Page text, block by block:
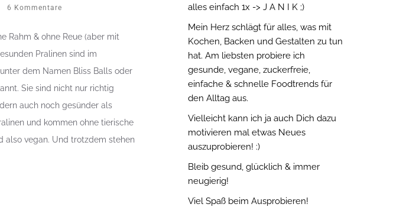
6 Kommentare
Rahm & ohne Reue (aber mit
Pralinen sind im
dem Namen Bliss Balls oder
Sie sind nicht nur richtig
auch noch gesünder als
und kommen ohne tierische
also vegan. Und trotzdem stehen
alles einfach 1x -> J A N I K ;)
Mein Herz schlägt für alles, was mit
Kochen, Backen und Gestalten zu tun
hat. Am liebsten probiere ich
gesunde, vegane, zuckerfreie,
einfache & schnelle Foodtrends für
den Alltag aus.
Vielleicht kann ich ja auch Dich dazu
motivieren mal etwas Neues
auszuprobieren! :)
Bleib gesund, glücklich & immer
neugierig!
Viel Spaß beim Ausprobieren!